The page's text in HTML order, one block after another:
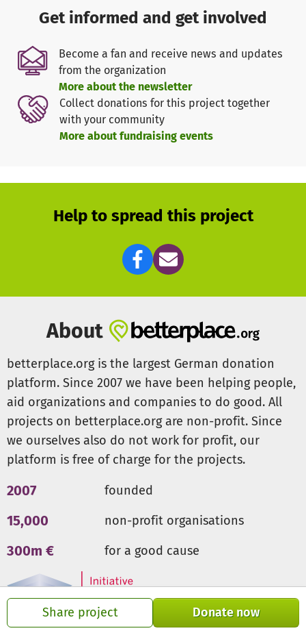
Share project Donate now
aktuell im Tschad, wohin Tausende Menschen vor der
Gewalt im Sudan fliehen und ohne Schutz und Obdach
sind.
ShelterBox hilft schnell und unkompliziert und unterstützt
betroffene Menschen mit Notunterkünften und weiteren
überlebensnotwendigen Hilfsgütern. Die ShelterBox
Hilfsgüter, wie das Shelter Kit, Solarlampen,
Kochutensilien, Wasserfilter, Werkzeuge und vieles mehr,
ShelterBox ist flexibel und jederzeit bereit, Menschen in
Not zu helfen. Dafür benötigen wir deine Unterstützung für
unsere laufenden Projekte wie derzeit beispielsweise in
der Ukraine, in Pakistan, Mosambik, Äthiopien, Kamerun,
Menschen, die alles verloren haben, Schutz, Wärme und
Hoffnung. Hilf jetzt und spende noch heute für Menschen
in Not weltweit. Dabei zählt jeder Beitrag, egal wie groß
oder klein.
Weitere Informationen über unsere Arbeit findet ihr auf
unsererWebseite. Verfolgt außerdem unsere schnellen
Updates zu Projekten und Vereinsneuigkeiten auf
Instagram undFacebook.
Get informed and get involved
Become a fan and receive news and updates
from the organization
More about the newsletter
Collect donations for this project together
with your community
More about fundraising events
Help to spread this project
About
betterplace.org is the largest German donation
platform. Since 2007 we have been helping people,
aid organizations and companies to do good. All
projects on betterplace.org are non-profit. Since
we ourselves also do not work for profit, our
platform is free of charge for the projects.
2007 founded
15,000 non-profit organisations
300m € for a good cause